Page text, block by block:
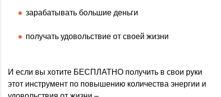
зарабатывать большие деньги
получать удовольствие от своей жизни
И если вы хотите БЕСПЛАТНО получить в свои руки
этот инструмент по повышению количества энергии и